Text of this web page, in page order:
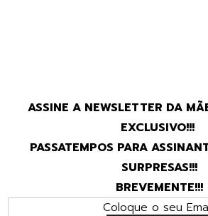
ASSINE A NEWSLETTER DA
EXCLUSIVO!!!
PASSATEMPOS PARA
SURPRESAS!!!
BREVEMENTE!!!
Coloque o seu